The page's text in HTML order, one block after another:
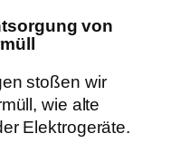
von
stoßen wir
wie alte
Elektrogeräte.